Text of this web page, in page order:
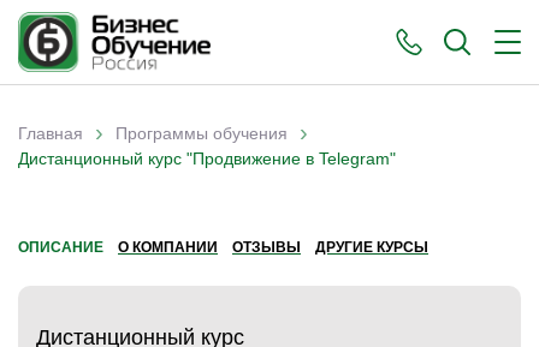
Вы здесь
Главная › Программы обучения ›
Дистанционный курс "Продвижение в Telegram"
ОПИСАНИЕ О КОМПАНИИ ОТЗЫВЫ ДРУГИЕ КУРСЫ
Дистанционный курс